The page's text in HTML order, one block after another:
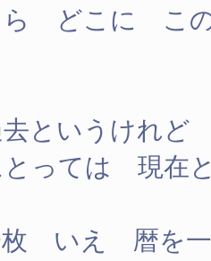
ら どこに こ
というけれど
とっては 現在
枚 いえ 暦を一